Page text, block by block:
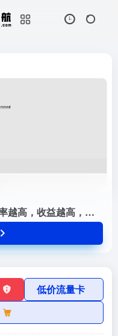
图像售卖平台，图像分辨率越高，收益越高，最高可达3美元
低价流量卡